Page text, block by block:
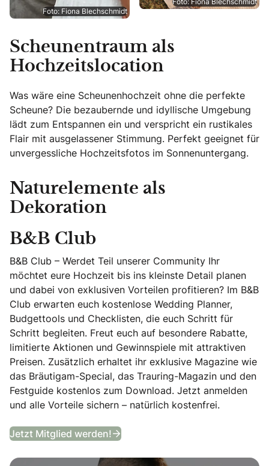
Foto: Fiona Blechschmidt
Scheunentraum als
Hochzeitslocation
Was wäre eine Scheunenhochzeit ohne die perfekte
Scheune? Die bezaubernde und idyllische Umgebung
lädt zum Entspannen ein und verspricht ein rustikales
Flair mit ausgelassener Stimmung. Perfekt geeignet für
unvergessliche Hochzeitsfotos im Sonnenuntergang.
Naturelemente als
Dekoration
B&B Club
B&B Club – Werdet Teil unserer Community Ihr
möchtet eure Hochzeit bis ins kleinste Detail planen
und dabei von exklusiven Vorteilen profitieren? Im B&B
Club erwarten euch kostenlose Wedding Planner,
Budgettools und Checklisten, die euch Schritt für
Schritt begleiten. Freut euch auf besondere Rabatte,
limitierte Aktionen und Gewinnspiele mit attraktiven
Preisen. Zusätzlich erhaltet ihr exklusive Magazine wie
das Bräutigam-Special, das Trauring-Magazin und den
Festguide kostenlos zum Download. Jetzt anmelden
und alle Vorteile sichern – natürlich kostenfrei.
Jetzt Mitglied werden! B&B Club